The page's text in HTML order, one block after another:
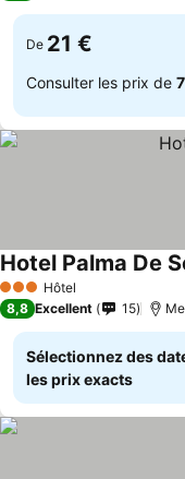
De 21 €
Consulter les prix de
3 ÉtoilesHôtel
Hotel Palma De
8,8 Excellent 15
Sélectionnez des
les prix exacts